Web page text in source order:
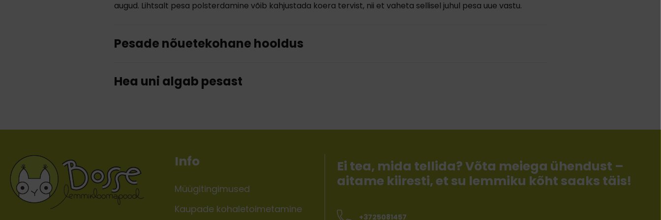
augud. Lihtsalt pesa polsterdamine võib kahjustada koera tervist, nii et vaheta sellisel juhul pesa uue vastu.
Pesade nõuetekohane hooldus
Hea uni algab pesast
Info
Müügitingimused
Kaupade kohaletoimetamine
Ei tea, mida tellida? Võta meiega ühendust –
aitame kiiresti, et su lemmiku kõht saaks täis!
+3725081457